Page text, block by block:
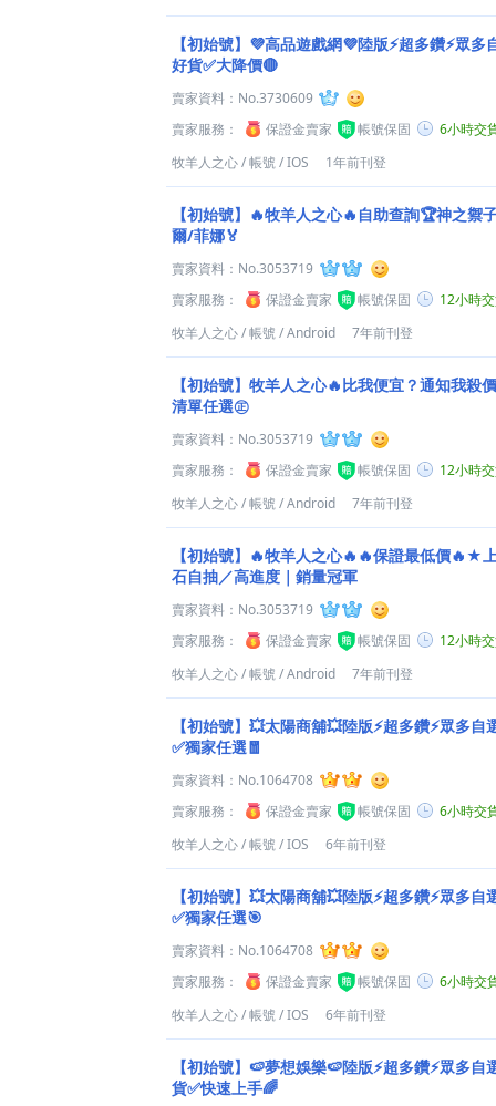
【初始號】💜高品遊戲網💜陸版⚡超多鑽⚡眾
好貨✅大降價🔴
賣家資料： No.3730609
賣家服務：
保證金賣家 帳號保固
6小時交
牧羊人之心/帳號/IOS 1年前刊登
【初始號】🔥牧羊人之心🔥自助查詢🏆神之禦
爾/菲娜🏅
賣家資料： No.3053719
賣家服務：
保證金賣家 帳號保固
12小時
牧羊人之心/帳號/Android 7年前刊登
【初始號】牧羊人之心🔥比我便宜？通知我殺
清單任選㊣
賣家資料： No.3053719
賣家服務：
保證金賣家 帳號保固
12小時
牧羊人之心/帳號/Android 7年前刊登
【初始號】🔥牧羊人之心🔥🔥保證最低價🔥★
石自抽／高進度｜銷量冠軍
賣家資料： No.3053719
賣家服務：
保證金賣家 帳號保固
12小時
牧羊人之心/帳號/Android 7年前刊登
【初始號】💥太陽商舖💥陸版⚡超多鑽⚡眾多
✅獨家任選🧧
賣家資料： No.1064708
賣家服務：
保證金賣家 帳號保固
6小時交
牧羊人之心/帳號/IOS 6年前刊登
【初始號】💥太陽商舖💥陸版⚡超多鑽⚡眾多
✅獨家任選🎯
賣家資料： No.1064708
賣家服務：
保證金賣家 帳號保固
6小時交
牧羊人之心/帳號/IOS 6年前刊登
【初始號】🍉夢想娛樂🍉陸版⚡超多鑽⚡眾多
貨✅快速上手🌈